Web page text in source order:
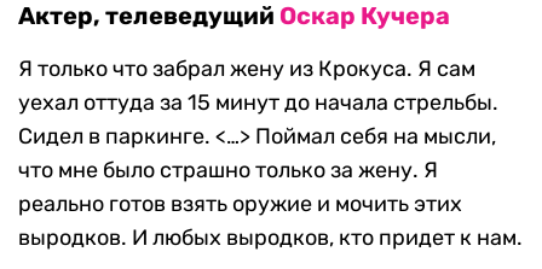
Актер, телеведущий Оскар Кучера
Я только что забрал жену из Крокуса. Я сам
уехал оттуда за 15 минут до начала стрельбы.
Сидел в паркинге. <…> Поймал себя на мысли,
что мне было страшно только за жену. Я
реально готов взять оружие и мочить этих
выродков. И любых выродков, кто придет к нам.